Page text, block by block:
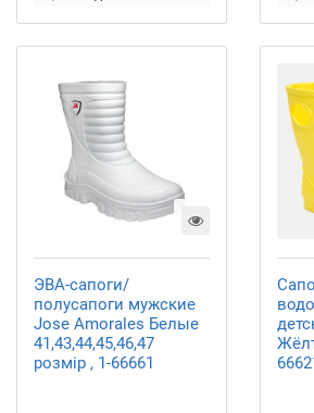
ЭВА-сапоги/
полусапоги мужские
Jose Amorales Белые
41,43,44,45,46,47
розмір , 1-66661